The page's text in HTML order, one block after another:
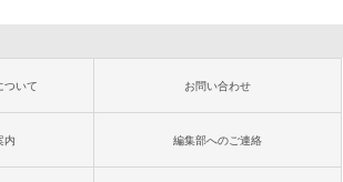
ついて お問い合わせ
内 編集部へのご連絡